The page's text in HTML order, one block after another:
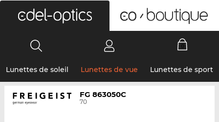
Lunettes de soleil Lunettes de vue Lunettes de sport
FG 863050C
70